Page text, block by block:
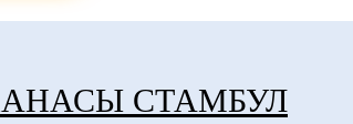
СТАМБУЛ